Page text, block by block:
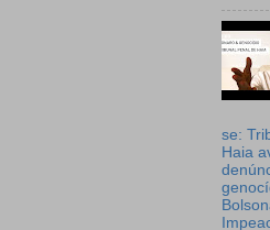
se:
Haia